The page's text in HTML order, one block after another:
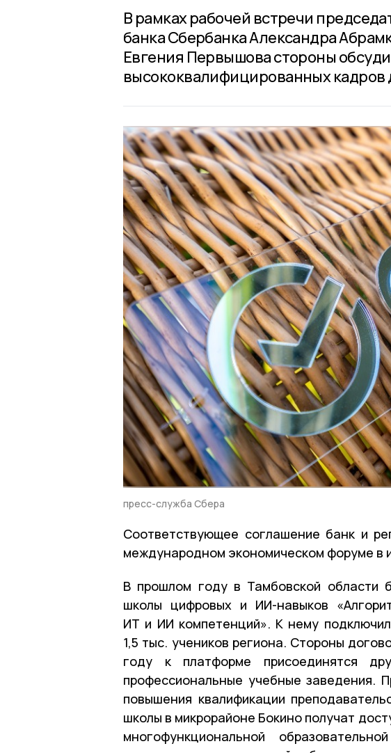
В рамках рабочей встречи
банка Сбербанка Александра
Евгения Первышова стороны
высококвалифицированных
пресс-служба Сбера
Соответствующее соглашение банк и
международном экономическом форуме в
В прошлом году в Тамбовской области
школы цифровых и ИИ-навыков
ИТ и ИИ компетенций». К нему
1,5 тыс. учеников региона. Стороны
году к платформе присоединятся
профессиональные учебные заведения.
повышения квалификации
школы в микрорайоне Бокино получат
многофункциональной